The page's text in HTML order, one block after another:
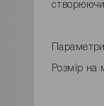
Розмір на